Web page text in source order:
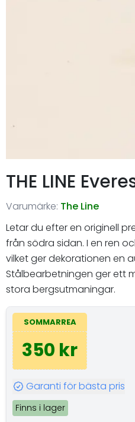
THE LINE
Varumärke: The Line
Letar du efter en originell
från södra sidan. I en ren
vilket ger dekorationen en
Stålbearbetningen ger ett
stora bergsutmaningar.
SOMMARREA
350 kr
Garanti för bästa pris
Finns i lager